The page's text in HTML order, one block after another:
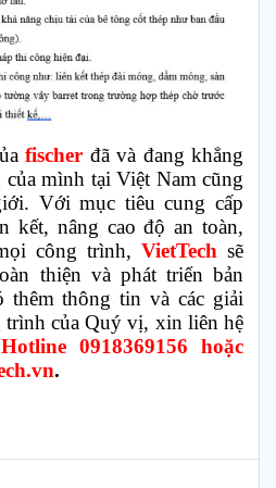
fischer đã và đang khẳng
mình tại Việt Nam cũng
Với mục tiêu cung cấp
kết, nâng cao độ an toàn,
công trình, VietTech sẽ
thiện và phát triển bản
thêm thông tin và các giải
trình của Quý vị, xin liên hệ
Hotline 0918369156 hoặc
.